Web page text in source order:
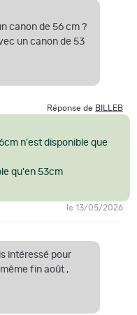
canon de 56 cm ?
un canon de 53
Réponse de BILLEB
n'est disponible que
qu'en 53cm
le 13/05/2026
intéressé pour
fin août ,